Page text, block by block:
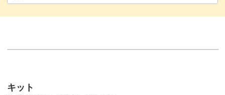
キット